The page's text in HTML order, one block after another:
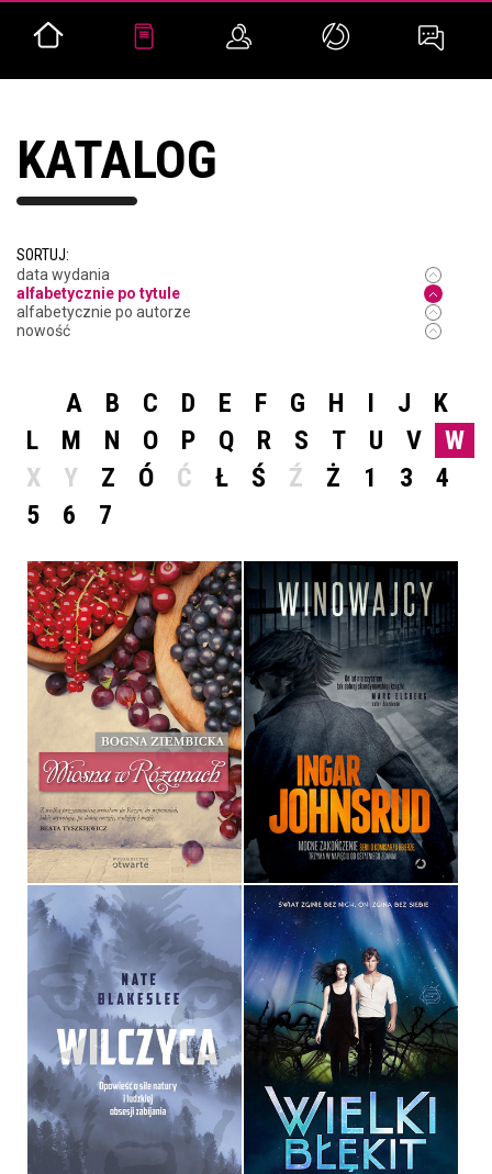
KATALOG
SORTUJ:
data wydania
alfabetycznie po tytule
alfabetycznie po autorze
nowość
A B C D E F G H I J
K
L
M N O P Q R S T U V
W
X
Y Z Ó Ć Ł Ś Ź Ż 1 3
4
5
6 7
WIOSNA W RÓŻANACH
BOGNA ZIEMBICKA
OPRAWA MIĘKKA
34,90 ZŁ
WINOWAJCY
INGAR JOHNSRUD
OPRAWA MIĘKKA ZE SKRZYDEŁKAMI
39,90 ZŁ
WILCZYCA
NATE BLAKESLEE
OPRAWA MIĘKKA ZE SKRZYDEŁKAMI
39,90 ZŁ
WIELKI BŁĘKIT
VERONICA ROSSI
OPRAWA MIĘKKA
34,90 ZŁ